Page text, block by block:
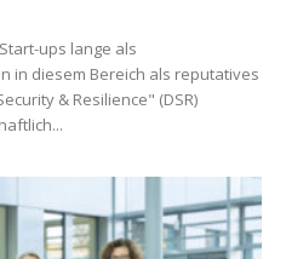
ups lange als
in diesem Bereich als reputatives
& Resilience" (DSR)